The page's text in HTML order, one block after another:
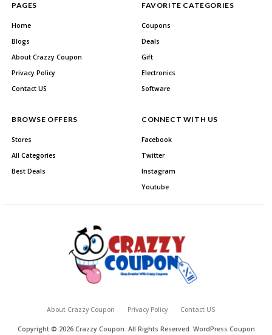
PAGES
Home
Blogs
About Crazzy Coupon
Privacy Policy
Contact US
FAVORITE CATEGORIES
Coupons
Deals
Gift
Electronics
Software
BROWSE OFFERS
Stores
All Categories
Best Deals
CONNECT WITH US
Facebook
Twitter
Instagram
Youtube
About Crazzy Coupon Privacy Policy Contact US
Copyright © 2026 Crazzy Coupon. All Rights Reserved. WordPress Coupon